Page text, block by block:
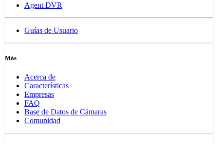
Agent DVR
Guías de Usuario
Más
Acerca de
Características
Empresas
FAQ
Base de Datos de Cámaras
Comunidad